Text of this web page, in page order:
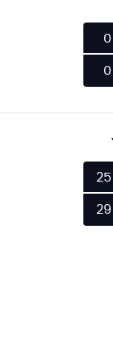
0
0
25
29